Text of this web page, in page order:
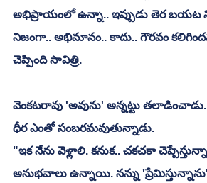
అభిప్రాయంలో ఉన్నా.. ఇప్పుడు తెర బయట
నిజంగా.. అభిమానం.. కాదు.. గౌరవం
చెప్పింది సావిత్రి.
వెంకటరావు 'అవును' అన్నట్టు తలాడించాడు.
ధీర ఎంతో సంబరమవుతున్నాడు.
"ఇక నేను వెళ్లాలి. కనుక.. చకచకా
అనుభవాలు ఉన్నాయి. నన్ను